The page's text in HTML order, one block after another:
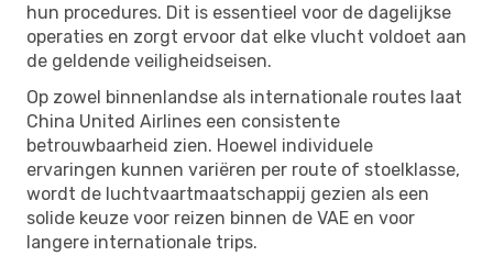
hun procedures. Dit is essentieel voor de dagelijkse
operaties en zorgt ervoor dat elke vlucht voldoet aan
de geldende veiligheidseisen.
Op zowel binnenlandse als internationale routes laat
China United Airlines een consistente
betrouwbaarheid zien. Hoewel individuele
ervaringen kunnen variëren per route of stoelklasse,
wordt de luchtvaartmaatschappij gezien als een
solide keuze voor reizen binnen de VAE en voor
langere internationale trips.